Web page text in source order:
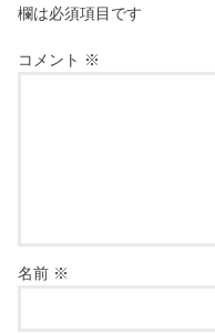
欄は必須項目です
コメント ※
名前 ※